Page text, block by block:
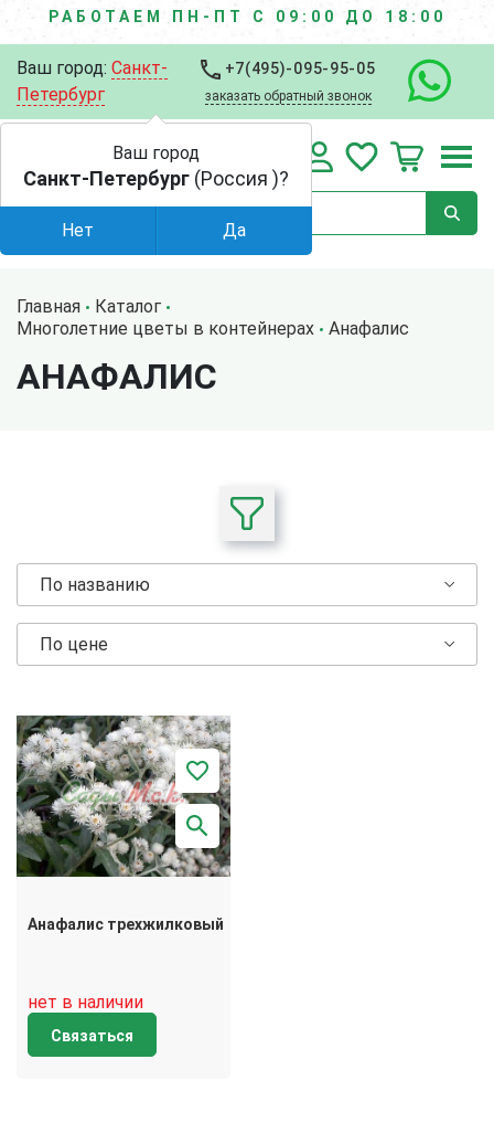
РАБОТАЕМ ПН-ПТ С 09:00 ДО 18:00
Ваш город: Санкт-
Петербург
+7(495)-095-95-05
заказать обратный звонок
Главная
Каталог
Многолетние цветы в контейнерах
Анафалис
АНАФАЛИС
По названию
По цене
Анафалис трехжилковый
нет в наличии
Связаться
Ваш город
Санкт-Петербург (Россия )?
Нет Да